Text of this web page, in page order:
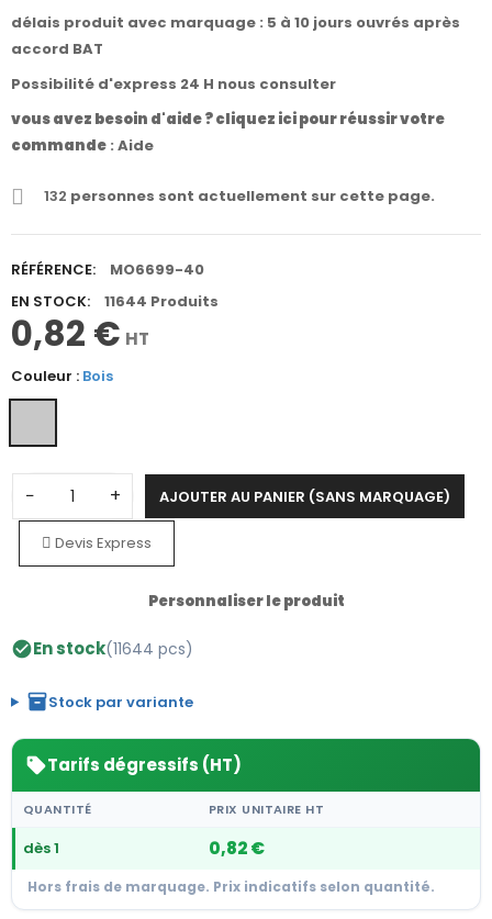
délais produit avec marquage : 5 à 10 jours ouvrés après
accord BAT
Possibilité d'express 24 H nous consulter
vous avez besoin d'aide ? cliquez ici pour réussir votre
commande : Aide
132 personnes sont actuellement sur cette page.
RÉFÉRENCE:
MO6699-40
EN STOCK:
11644 Produits
0,82 € HT
Couleur : Bois
− + AJOUTER AU PANIER (SANS MARQUAGE)
Devis Express
Personnaliser le produit
check_circleEn stock(11644 pcs)
inventory_2Stock par variante
sellTarifs dégressifs (HT)
QUANTITÉ PRIX UNITAIRE HT
dès 1 0,82 €
Hors frais de marquage. Prix indicatifs selon quantité.